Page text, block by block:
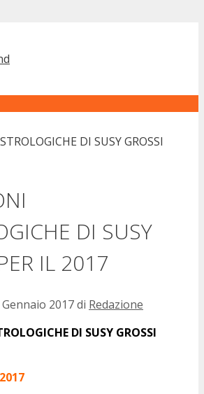
DI SUSY
IL 2017
Gennaio 2017di Redazione
DI SUSY GROSSI